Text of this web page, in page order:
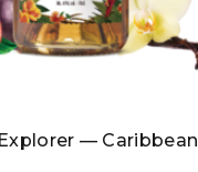
— Caribbean